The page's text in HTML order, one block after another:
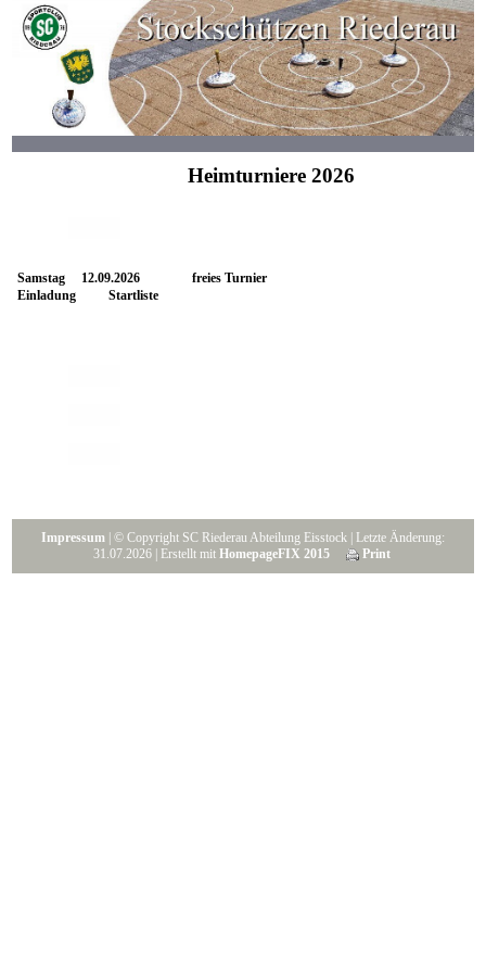
Heimturniere 2026
Samstag 12.09.2026 freies Turnier
Einladung
Startliste
Impressum | © Copyright SC Riederau Abteilung Eisstock | Letzte Änderung:
31.07.2026 | Erstellt mit HomepageFIX 2015 Print